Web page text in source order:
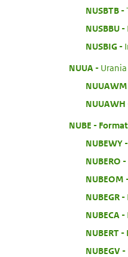
NUSBTB:
NUSBBU:
NUSBIG:
NUUA
NUUAWM
NUUAWH
NUBE
NUBEWY:
NUBERO
NUBEOM
NUBEGR:
NUBECA
NUBERT:
NUBEGV: